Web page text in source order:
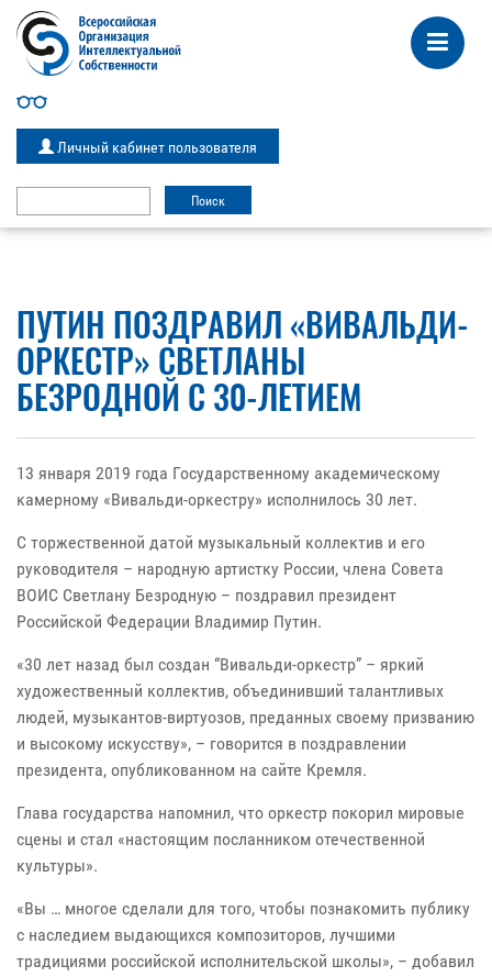
Личный кабинет пользователя
ПУТИН ПОЗДРАВИЛ «ВИВАЛЬДИ-
ОРКЕСТР» СВЕТЛАНЫ
БЕЗРОДНОЙ С 30-ЛЕТИЕМ
13 января 2019 года Государственному академическому
камерному «Вивальди-оркестру» исполнилось 30 лет.
С торжественной датой музыкальный коллектив и его
руководителя – народную артистку России, члена Совета
ВОИС Светлану Безродную – поздравил президент
Российской Федерации Владимир Путин.
«30 лет назад был создан “Вивальди-оркестр” – яркий
художественный коллектив, объединивший талантливых
людей, музыкантов-виртуозов, преданных своему призванию
и высокому искусству», – говорится в поздравлении
президента, опубликованном на сайте Кремля.
Глава государства напомнил, что оркестр покорил мировые
сцены и стал «настоящим посланником отечественной
культуры».
«Вы … многое сделали для того, чтобы познакомить публику
с наследием выдающихся композиторов, лучшими
традициями российской исполнительской школы», – добавил